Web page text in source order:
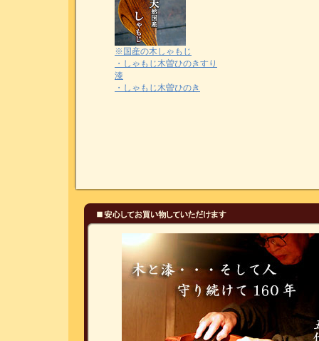
※国産の木しゃもじ
・しゃもじ木曽ひのきすり
漆
・しゃもじ木曽ひのき